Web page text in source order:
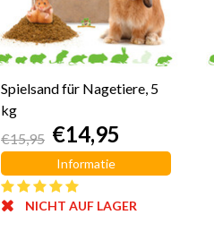
Spielsand für Nagetiere, 5
kg
€15,95 €14,95
Informatie
NICHT AUF LAGER